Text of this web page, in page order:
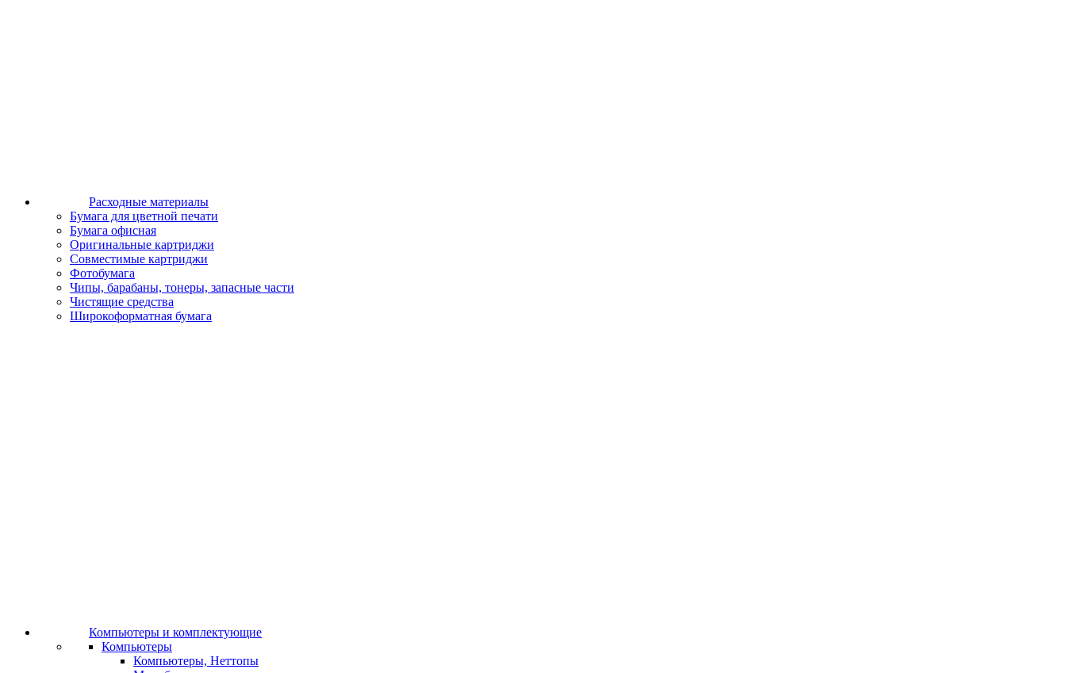
Расходные материалы
Бумага для цветной печати
Бумага офисная
Оригинальные картриджи
Совместимые картриджи
Фотобумага
Чипы, барабаны, тонеры, запасные части
Чистящие средства
Широкоформатная бумага
Компьютеры и комплектующие
Компьютеры
Компьютеры, Неттопы